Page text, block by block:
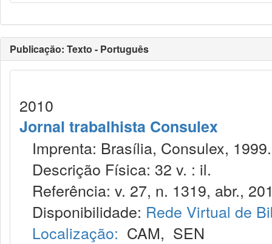
Publicação: Texto - Português
2010
Jornal trabalhista Consulex
Imprenta: Brasília, Consulex, 1999.
Descrição Física: 32 v. : il.
Referência: v. 27, n. 1319, abr.,
Disponibilidade: Rede Virtual de
Localização: CAM, SEN